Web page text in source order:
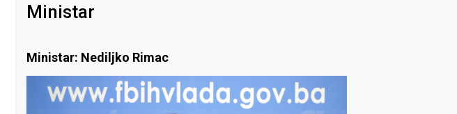
Ministar
Ministar: Nediljko Rimac